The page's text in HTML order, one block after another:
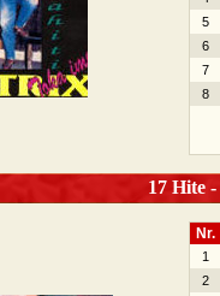
5
6
7
8
17 Hite
Nr.
1
2